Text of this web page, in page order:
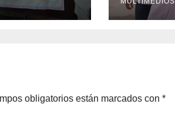
obligatorios están marcados con *